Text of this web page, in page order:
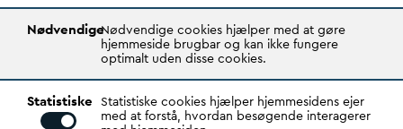
Transparency Register: REG 0105047100027-26
A er den samlende kraft ivandsektoren.
Gennem stærke alliancer og klare budskaber taler
D ANVA
andets sag, som vigtig ressource for den
NødvendigeNødvendige cookies hjælper med at gøre
hjemmeside brugbar og kan ikke fungere
optimalt uden disse cookies.
Statistiske Statistiske cookies hjælper hjemmesidens ejer
med at forstå, hvordan besøgende interagerer